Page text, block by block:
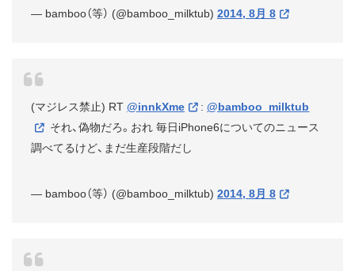
— bamboo（等） (@bamboo_milktub) 2014, 8月 8
(マジレス禁止) RT @innkXme :@bamboo_milktub
それ、偽物だろ。おれ 毎日iPhone6についてのニュース
調べてるけど、まだ生産段階だし
— bamboo（等） (@bamboo_milktub) 2014, 8月 8